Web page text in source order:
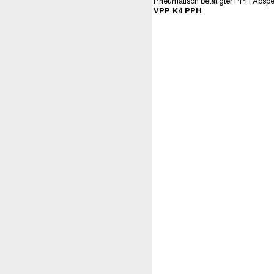
VPP K4 PPH